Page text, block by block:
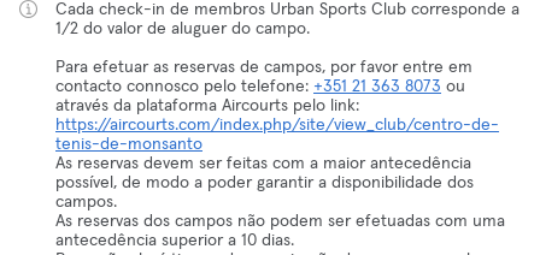
Cada check-in de membros Urban Sports Club corresponde a
1/2 do valor de aluguer do campo.
Para efetuar as reservas de campos, por favor entre em
contacto connosco pelo telefone: +351 21 363 8073 ou
através da plataforma Aircourts pelo link:
https://aircourts.com/index.php/site/view_club/centro-de-
tenis-de-monsanto
As reservas devem ser feitas com a maior antecedência
possível, de modo a poder garantir a disponibilidade dos
campos.
As reservas dos campos não podem ser efetuadas com uma
antecedência superior a 10 dias.